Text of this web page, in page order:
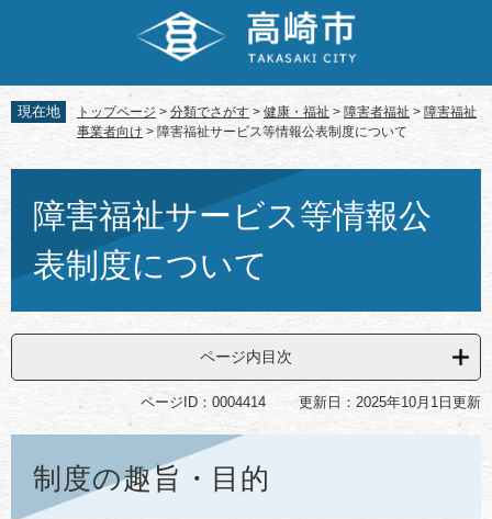
先
頭
す。
を
飛
し
現在地 トップページ > 分類でさがす > 健康・福祉 > 障害者福祉 > 障害福祉
事業者向け > 障害福祉サービス等情報公表制度について
障害福祉サービス等情報公
表制度について
ページ内目次
ページID：0004414 更新日：2025年10月1日更新
制度の趣旨・目的